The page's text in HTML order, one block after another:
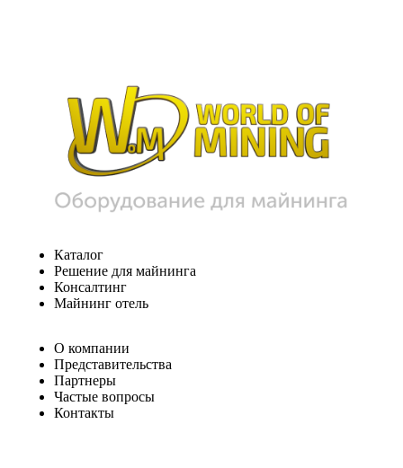
Каталог
Решение для майнинга
Консалтинг
Майнинг отель
О компании
Представительства
Партнеры
Частые вопросы
Контакты